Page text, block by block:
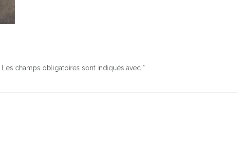
Les champs obligatoires sont indiqués avec *